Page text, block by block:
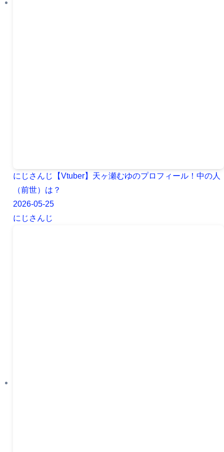
にじさんじ【Vtuber】天ヶ瀬むゆのプロフィール！中の人
（前世）は？
2026-05-25
にじさんじ